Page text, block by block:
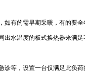
有的需早期采暖，有的
水温度的板式换热器来满
等，设置一台仅满足此负